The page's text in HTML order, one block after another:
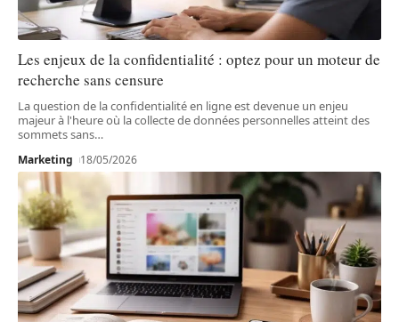
Les enjeux de la confidentialité : optez pour un moteur de
recherche sans censure
La question de la confidentialité en ligne est devenue un enjeu
majeur à l'heure où la collecte de données personnelles atteint des
sommets sans…
Marketing 18/05/2026